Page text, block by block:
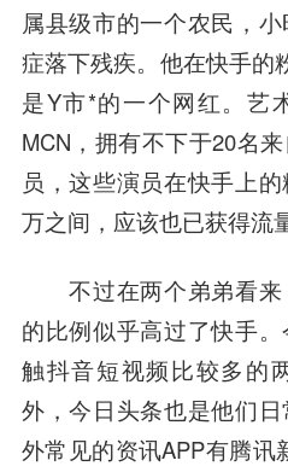
属县级市的一个农民，
症落下残疾。他在快手的
是Y市*的一个网红。艺
MCN，拥有不下于20名
员，这些演员在快手上
万之间，应该也已获得流
不过在两个弟弟看来
的比例似乎高过了快手
触抖音短视频比较多的
外，今日头条也是他们
外常见的资讯APP有腾讯